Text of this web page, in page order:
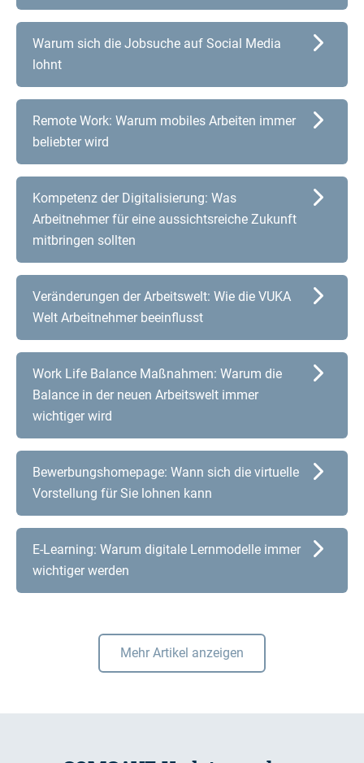
Warum sich die Jobsuche auf Social Media
lohnt
Remote Work: Warum mobiles Arbeiten immer
beliebter wird
Kompetenz der Digitalisierung: Was
Arbeitnehmer für eine aussichtsreiche Zukunft
mitbringen sollten
Veränderungen der Arbeitswelt: Wie die VUKA
Welt Arbeitnehmer beeinflusst
Work Life Balance Maßnahmen: Warum die
Balance in der neuen Arbeitswelt immer
wichtiger wird
Bewerbungshomepage: Wann sich die virtuelle
Vorstellung für Sie lohnen kann
E-Learning: Warum digitale Lernmodelle immer
wichtiger werden
Mehr Artikel anzeigen